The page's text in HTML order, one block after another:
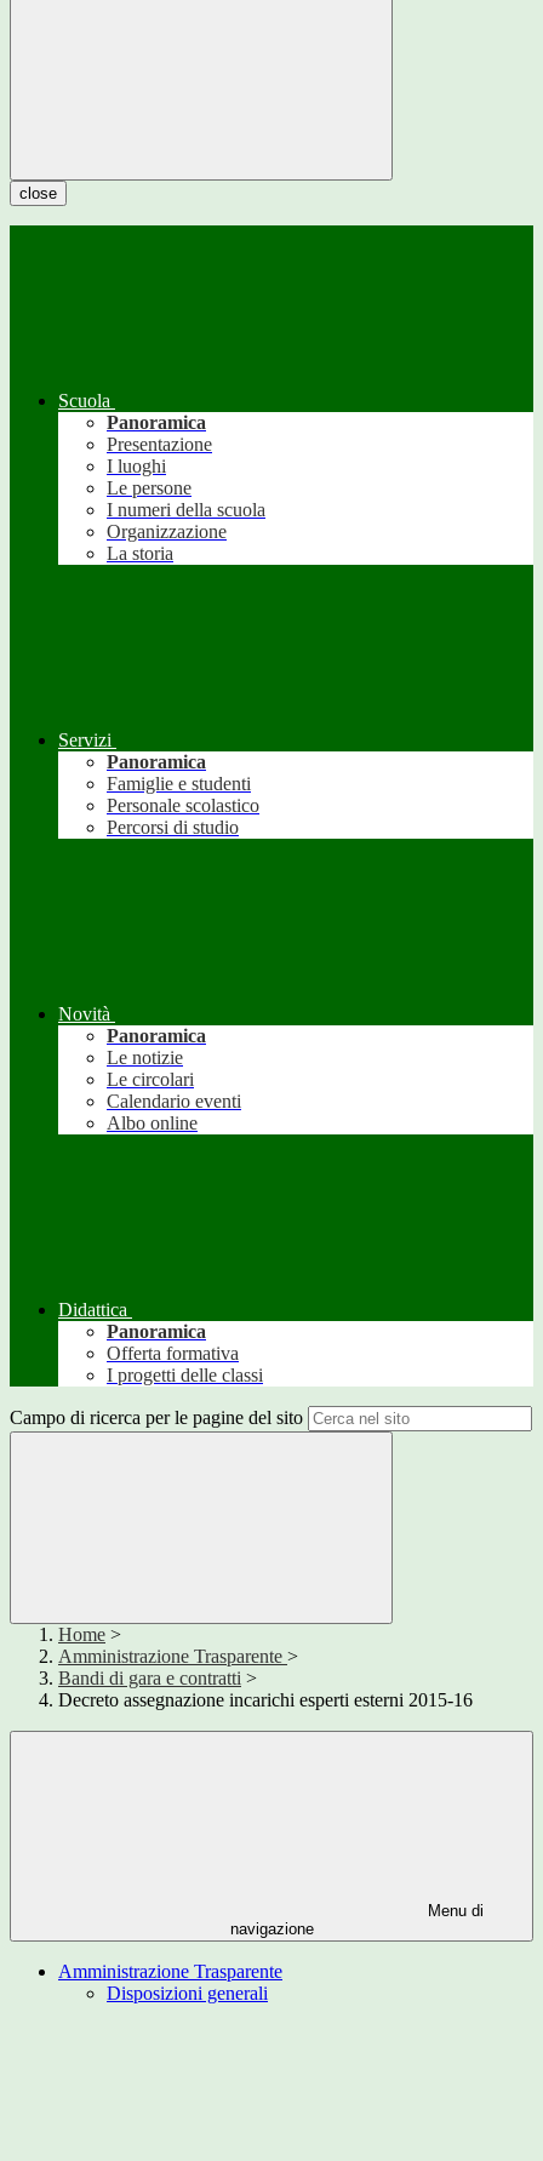
close
Scuola
Panoramica
Presentazione
I luoghi
Le persone
I numeri della scuola
Organizzazione
La storia
Servizi
Panoramica
Famiglie e studenti
Personale scolastico
Percorsi di studio
Novità
Panoramica
Le notizie
Le circolari
Calendario eventi
Albo online
Didattica
Panoramica
Offerta formativa
I progetti delle classi
Campo di ricerca per le pagine del sito
Home >
Amministrazione Trasparente >
Bandi di gara e contratti >
Decreto assegnazione incarichi esperti esterni 2015-16
Menu di
navigazione
Amministrazione Trasparente
Disposizioni generali